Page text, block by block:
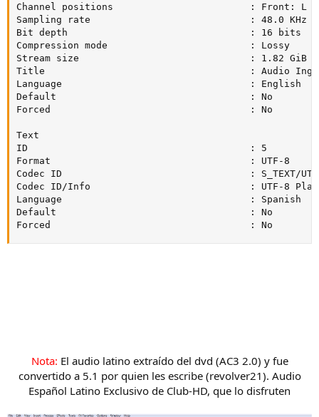
Channel positions                        : Front: L C
Sampling rate                            : 48.0 KHz
Bit depth                                : 16 bits
Compression mode                         : Lossy
Stream size                              : 1.82 GiB
Title                                    : Audio Inglés
Language                                 : English
Default                                  : No
Forced                                   : No
Text
ID                                       : 5
Format                                   : UTF-8
Codec ID                                 : S_TEXT/
Codec ID/Info                            : UTF-8
Language                                 : Spanish
Default                                  : No
Forced                                   : No
Nota: El audio latino extraído del dvd (AC3 2.0) y fue
convertido a 5.1 por quien les escribe (revolver21). Audio
Español Latino Exclusivo de Club-HD, que lo disfruten